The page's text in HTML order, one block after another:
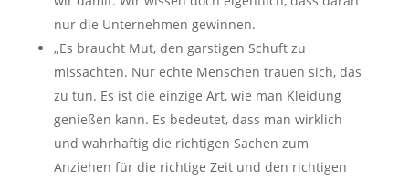
nur die Unternehmen gewinnen.
„Es braucht Mut, den garstigen Schuft zu
missachten. Nur echte Menschen trauen sich, das
zu tun. Es ist die einzige Art, wie man Kleidung
genießen kann. Es bedeutet, dass man wirklich
und wahrhaftig die richtigen Sachen zum
Anziehen für die richtige Zeit und den richtigen